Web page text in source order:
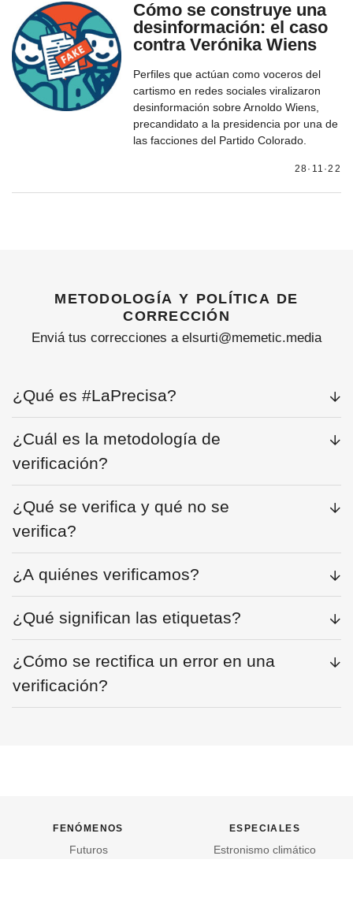
Cómo se construye una
desinformación: el caso
contra Verónika Wiens
Perfiles que actúan como voceros del
cartismo en redes sociales viralizaron
desinformación sobre Arnoldo Wiens,
precandidato a la presidencia por una de
las facciones del Partido Colorado.
28·11·22
metodología y política de
corrección
Enviá tus correcciones a elsurti@memetic.media
¿Qué es #LaPrecisa?
¿Cuál es la metodología de
verificación?
¿Qué se verifica y qué no se
verifica?
¿A quiénes verificamos?
¿Qué significan las etiquetas?
¿Cómo se rectifica un error en una
verificación?
fenómenos
Futuros
especiales
Estronismo climático